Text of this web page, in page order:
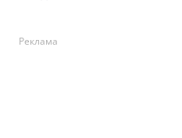
Реклама